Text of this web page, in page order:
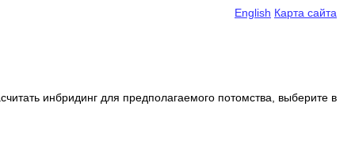
English Карта сайта
инбридинг для предполагаемого потомства, выберите в